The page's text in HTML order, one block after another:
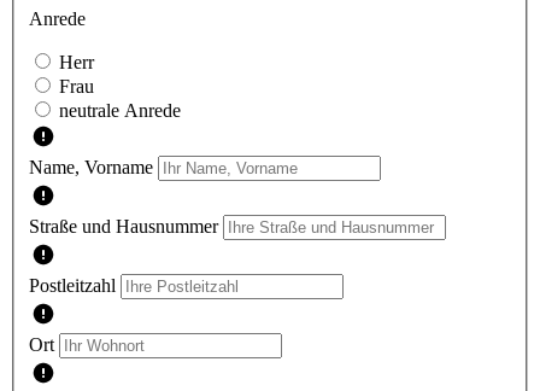
Anrede
Herr
Frau
neutrale Anrede
Name, Vorname
Straße und Hausnummer
Postleitzahl
Ort